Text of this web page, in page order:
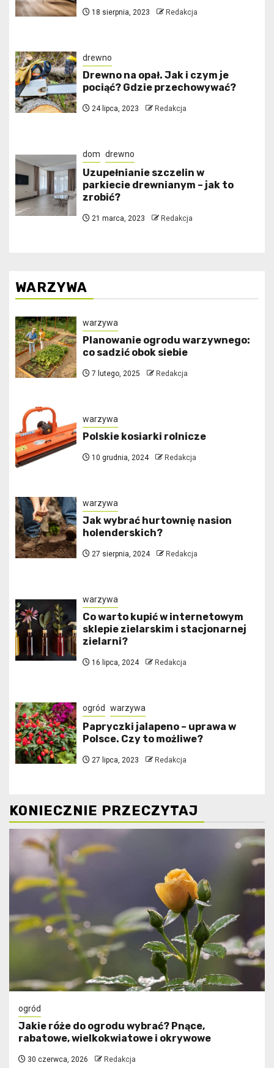
18 sierpnia, 2023 Redakcja
drewno
Drewno na opał. Jak i czym je
pociąć? Gdzie przechowywać?
24 lipca, 2023 Redakcja
dom drewno
Uzupełnianie szczelin w
parkiecie drewnianym – jak to
zrobić?
21 marca, 2023 Redakcja
WARZYWA
warzywa
Planowanie ogrodu warzywnego:
co sadzić obok siebie
7 lutego, 2025 Redakcja
warzywa
Polskie kosiarki rolnicze
10 grudnia, 2024 Redakcja
warzywa
Jak wybrać hurtownię nasion
holenderskich?
27 sierpnia, 2024 Redakcja
warzywa
Co warto kupić w internetowym
sklepie zielarskim i stacjonarnej
zielarni?
16 lipca, 2024 Redakcja
ogród warzywa
Papryczki jalapeno – uprawa w
Polsce. Czy to możliwe?
27 lipca, 2023 Redakcja
KONIECZNIE PRZECZYTAJ
ogród
Jakie róże do ogrodu wybrać? Pnące,
rabatowe, wielkokwiatowe i okrywowe
30 czerwca, 2026 Redakcja